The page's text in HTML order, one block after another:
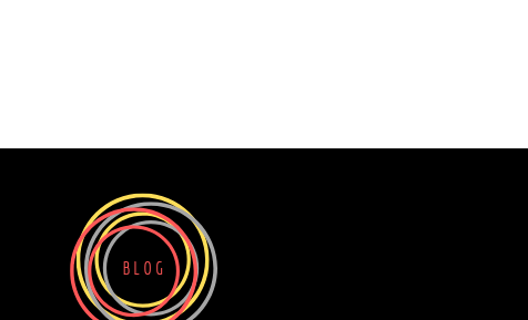
contenido